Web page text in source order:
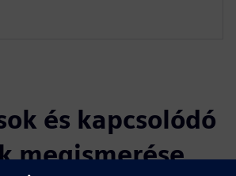
és kapcsolódó
megismerése